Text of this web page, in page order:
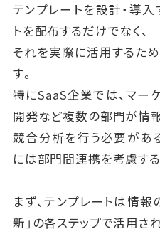
テンプレートを設計・導入
トを配布するだけでなく、
それを実際に活用するた
す。
特にSaaS企業では、マー
開発など複数の部門が情
競合分析を行う必要があ
には部門間連携を考慮す
まず、テンプレートは情報
新」の各ステップで活用さ